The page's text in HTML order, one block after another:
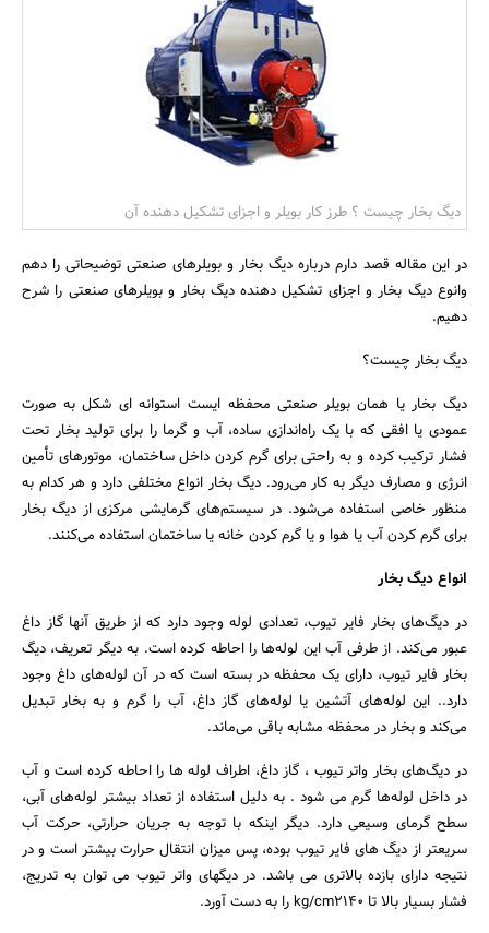
مسکن و ساختمان
دیگ بخار چیست ؟ طرز کار بویلر و اجزای تشکیل دهنده آن
در این مقاله قصد دارم درباره دیگ بخار و بویلرهای صنعتی توضیحاتی را دهم
وانوع دیگ بخار و اجزای تشکیل دهنده دیگ بخار و بویلرهای صنعتی را شرح
دهیم.
دیگ بخار چیست؟
دیگ بخار یا همان بویلر صنعتی محفظه ایست استوانه ای شکل به صورت
عمودی یا افقی که با یک راه‌اندازی ساده، آب و گرما را برای تولید بخار تحت
فشار ترکیب کرده و به راحتی برای گرم کردن داخل ساختمان، موتورهای تأمین
انرژی و مصارف دیگر به کار می‌رود. دیگ‌ بخار انواع مختلفی دارد و هر کدام به
منظور خاصی استفاده می‌شود. در سیستم‌های گرمایشی مرکزی از دیگ‌ بخار
برای گرم کردن آب یا هوا و یا گرم کردن خانه یا ساختمان استفاده می‌کنند.
انواع دیگ بخار
در دیگ‌های بخار فایر تیوب، تعدادی لوله وجود دارد که از طریق آنها گاز داغ
عبور می‌کند. از طرفی آب این لوله‌ها را احاطه کرده است. به دیگر تعریف، دیگ
بخار فایر تیوب، دارای یک محفظه در بسته‌ است که در آن لوله‌های داغ وجود
دارد.. این لوله‌های آتشین یا لوله‌های گاز داغ، آب را گرم و به بخار تبدیل
می‌کند و بخار در محفظه مشابه باقی می‌ماند.
در دیگ‌های بخار واتر تیوب ، گاز داغ، اطراف لوله ها را احاطه کرده است و آب
در داخل لوله‌ها گرم می شود . به دلیل استفاده از تعداد بیشتر لوله‌های آبی،
سطح گرمای وسیعی دارد. دیگر اینکه با توجه به جریان حرارتی، حرکت آب
سریعتر از دیگ های فایر تیوب بوده، پس میزان انتقال حرارت بیشتر است و در
نتیجه دارای بازده بالاتری می باشد. در دیگهای واتر تیوب می توان به تدریج،
فشار بسیار بالا تا kg/cm2140 را به دست آورد.